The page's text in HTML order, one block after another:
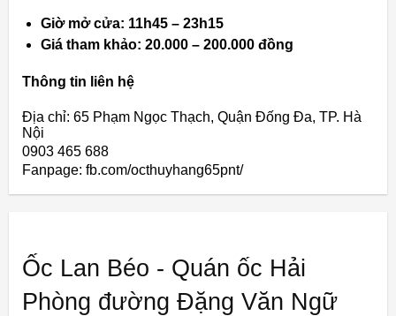
Giờ mở cửa: 11h45 – 23h15
Giá tham khảo: 20.000 – 200.000 đồng
Thông tin liên hệ
Địa chỉ: 65 Phạm Ngọc Thạch, Quận Đống Đa, TP. Hà
Nội
0903 465 688
Fanpage: fb.com/octhuyhang65pnt/
Ốc Lan Béo - Quán ốc Hải
Phòng đường Đặng Văn Ngữ